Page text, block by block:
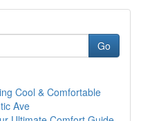
Go
Cool & Comfortable
Ave